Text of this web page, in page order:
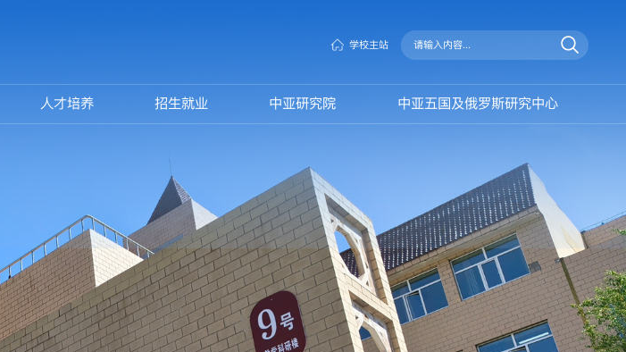
学校主站
人才培养 招生就业 中亚研究院 中亚五国及俄罗斯研究中心